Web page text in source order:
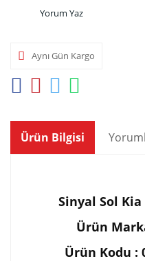
Yorum Yaz
Aynı Gün Kargo
Ürün Bilgisi
Sinyal Sol Kia
Ürün
Ürün Kodu :